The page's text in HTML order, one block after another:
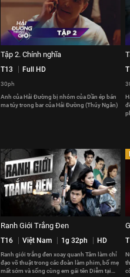
Tập 2. Chính nghĩa
T13 Full HD
30ph
Anh của Hải Đường bị nhóm của Dần ép bán
ma túy trong bar của Hải Đường (Thúy Ngân)
Ranh Giới Trắng Đen
T16 Việt Nam 1g 32ph HD
Ranh giới trắng đen xoay quanh Tâm làm chỉ
đạo võ thuật trong các đoàn làm phim, bố mẹ
mất sớm và sống cùng em gái tên Diễm tại